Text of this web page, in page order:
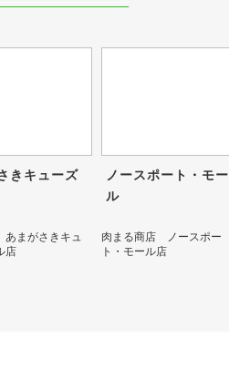
きキューズ
まがさきキュ
店
ノースポート・モー
ル
肉まる商店 ノースポー
ト・モール店